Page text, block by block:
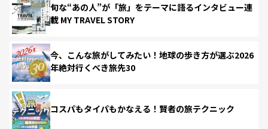
旬な“あの人”が「旅」をテーマに語るインタビュー連
載 MY TRAVEL STORY
今、こんな旅がしてみたい！地球の歩き方が選ぶ2026
年絶対行くべき旅先30
コスパもタイパもかなえる！賢者の旅テクニック